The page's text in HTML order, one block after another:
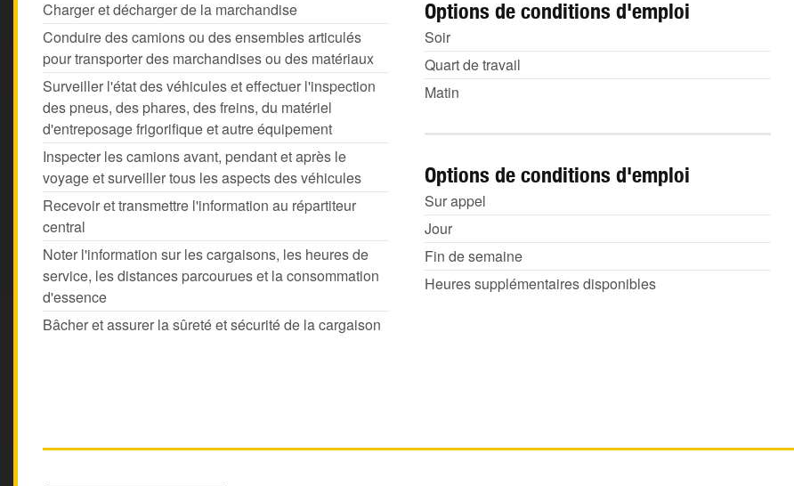
Charger et décharger de la marchandise
Conduire des camions ou des ensembles articulés
pour transporter des marchandises ou des matériaux
Surveiller l'état des véhicules et effectuer l'inspection
des pneus, des phares, des freins, du matériel
d'entreposage frigorifique et autre équipement
Inspecter les camions avant, pendant et après le
voyage et surveiller tous les aspects des véhicules
Recevoir et transmettre l'information au répartiteur
central
Noter l'information sur les cargaisons, les heures de
service, les distances parcourues et la consommation
d'essence
Bâcher et assurer la sûreté et sécurité de la cargaison
Options de conditions d'emploi
Soir
Quart de travail
Matin
Options de conditions d'emploi
Sur appel
Jour
Fin de semaine
Heures supplémentaires disponibles